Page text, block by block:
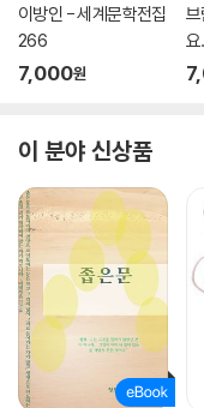
이방인 - 세계문학전집
266
7,000원
이 분야 신상품